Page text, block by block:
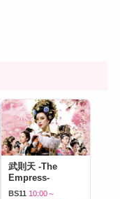
武則天 -The
Empress-
BS11 10:00～